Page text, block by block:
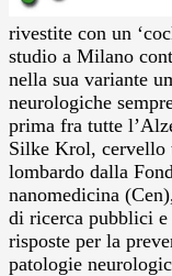
rivestite con un
studio a Milano
nella sua variante
neurologiche
prima fra tutte
Silke Krol, cervello
lombardo dalla
nanomedicina
di ricerca pubblici
risposte per la
patologie